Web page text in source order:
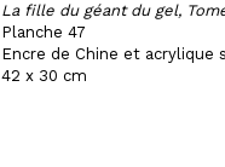
La fille du géant du gel,
Planche 47
Encre de Chine et acrylique
42 x 30 cm